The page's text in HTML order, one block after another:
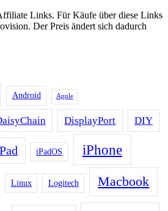
Links. Für Käufe über diese Links
Der Preis ändert sich dadurch
Android Apple
DisplayPort DIY
iPadOS iPhone
Linux Logitech Macbook